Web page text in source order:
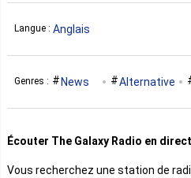
SVERDRUP 134 États-Unis
Langue : Anglais
Genres : News Alternative
Écouter The Galaxy Radio en
Vous recherchez une station de